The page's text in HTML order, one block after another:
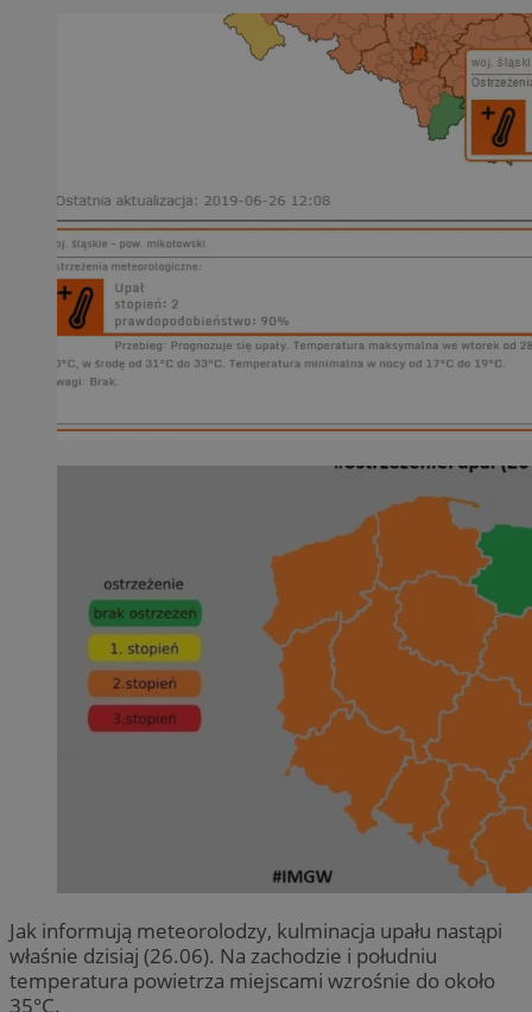
Jak informują meteorolodzy, kulminacja upału nastąpi
właśnie dzisiaj (26.06). Na zachodzie i południu
temperatura powietrza miejscami wzrośnie do około
35°C.